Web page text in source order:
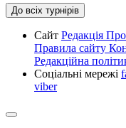
До всіх турнірів
Сайт Редакція
Правила сайту
Редакційна
Соціальні мережі
viber